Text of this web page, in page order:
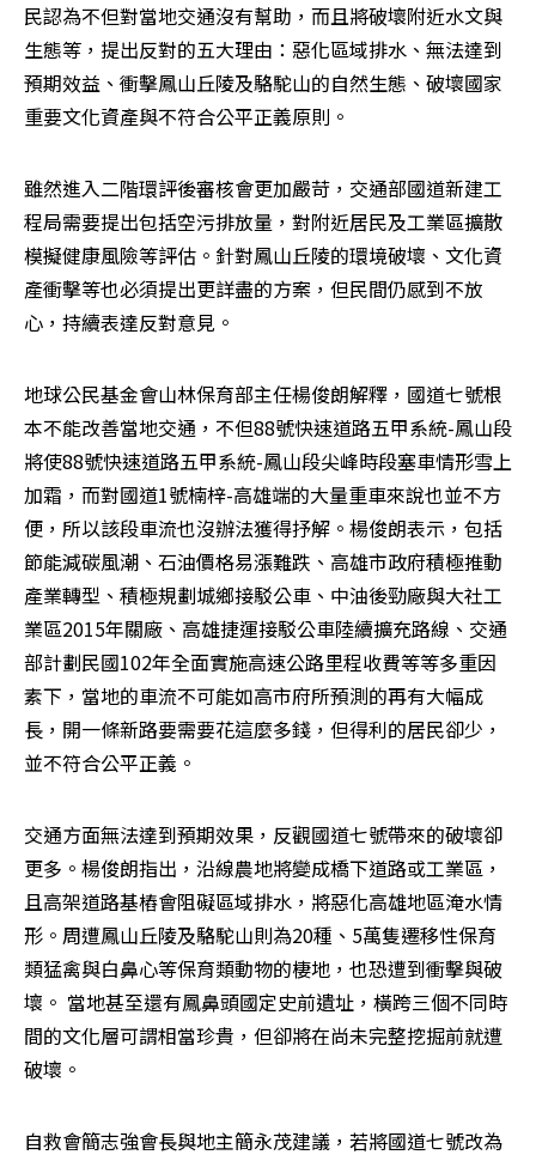
民認為不但對當地交通沒有幫助，而且將破壞附近水文與
生態等，提出反對的五大理由：惡化區域排水、無法達到
預期效益、衝擊鳳山丘陵及駱駝山的自然生態、破壞國家
重要文化資產與不符合公平正義原則。
雖然進入二階環評後審核會更加嚴苛，交通部國道新建工
程局需要提出包括空污排放量，對附近居民及工業區擴散
模擬健康風險等評估。針對鳳山丘陵的環境破壞、文化資
產衝擊等也必須提出更詳盡的方案，但民間仍感到不放
心，持續表達反對意見。
地球公民基金會山林保育部主任楊俊朗解釋，國道七號根
本不能改善當地交通，不但88號快速道路五甲系統-鳳山段
將使88號快速道路五甲系統-鳳山段尖峰時段塞車情形雪上
加霜，而對國道1號楠梓-高雄端的大量重車來說也並不方
便，所以該段車流也沒辦法獲得抒解。楊俊朗表示，包括
節能減碳風潮、石油價格易漲難跌、高雄市政府積極推動
產業轉型、積極規劃城鄉接駁公車、中油後勁廠與大社工
業區2015年關廠、高雄捷運接駁公車陸續擴充路線、交通
部計劃民國102年全面實施高速公路里程收費等等多重因
素下，當地的車流不可能如高市府所預測的再有大幅成
長，開一條新路要需要花這麼多錢，但得利的居民卻少，
並不符合公平正義。
交通方面無法達到預期效果，反觀國道七號帶來的破壞卻
更多。楊俊朗指出，沿線農地將變成橋下道路或工業區，
且高架道路基樁會阻礙區域排水，將惡化高雄地區淹水情
形。周遭鳳山丘陵及駱駝山則為20種、5萬隻遷移性保育
類猛禽與白鼻心等保育類動物的棲地，也恐遭到衝擊與破
壞。 當地甚至還有鳳鼻頭國定史前遺址，橫跨三個不同時
間的文化層可謂相當珍貴，但卻將在尚未完整挖掘前就遭
破壞。
自救會簡志強會長與地主簡永茂建議，若將國道七號改為